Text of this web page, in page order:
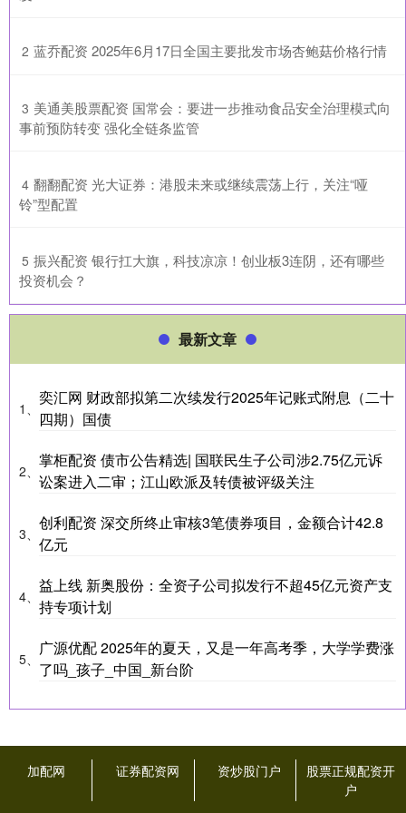
2 ​蓝乔配资 2025年6月17日全国主要批发市场杏鲍菇价格行情
3 ​美通美股票配资 国常会：要进一步推动食品安全治理模式向
事前预防转变 强化全链条监管
4 ​翻翻配资 光大证券：港股未来或继续震荡上行，关注“哑
铃”型配置
5 ​振兴配资 银行扛大旗，科技凉凉！创业板3连阴，还有哪些
投资机会？
最新文章
1、
奕汇网 财政部拟第二次续发行2025年记账式附息（二十
四期）国债
2、
掌柜配资 债市公告精选| 国联民生子公司涉2.75亿元诉
讼案进入二审；江山欧派及转债被评级关注
3、
创利配资 深交所终止审核3笔债券项目，金额合计42.8
亿元
4、
益上线 新奥股份：全资子公司拟发行不超45亿元资产支
持专项计划
5、
广源优配 2025年的夏天，又是一年高考季，大学学费涨
了吗_孩子_中国_新台阶
加配网 证券配资网 资炒股门户
股票正规配资开
户